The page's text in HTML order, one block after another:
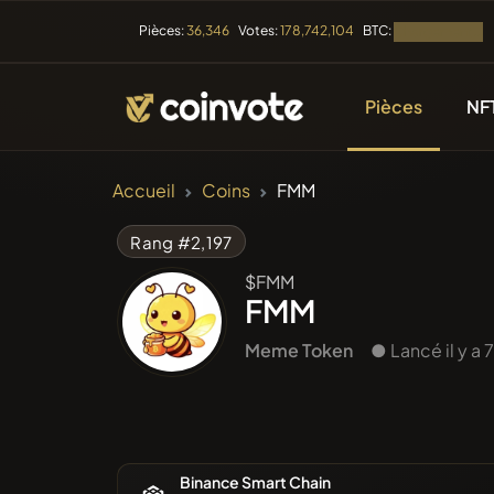
Pièces:36,346 Votes:178,742,104 BTC:
Pièces
Accueil Coins FMM
Rang #2,197
$FMM
FMM
Meme Token ● Lancé il y a
Binance Smart Chain